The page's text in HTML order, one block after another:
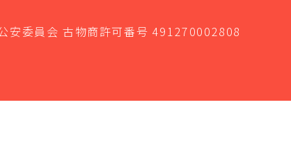
安委員会 古物商許可番号 491270002808